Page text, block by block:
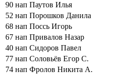
90 нап Паутов Илья
52 нап Порошков Данила
68 нап Поссь Игорь
67 нап Привалов Назар
40 нап Сидоров Павел
77 нап Соловьёв Егор С.
74 нап Фролов Никита А.